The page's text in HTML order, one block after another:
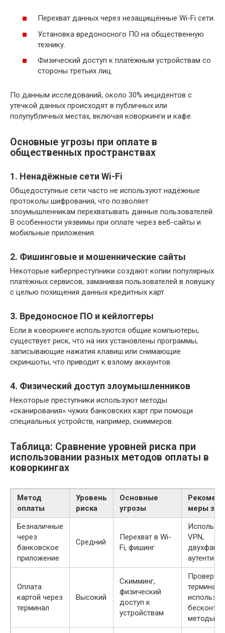
Перехват данных через незащищённые Wi-Fi сети.
Установка вредоносного ПО на общественную
технику.
Физический доступ к платёжным устройствам со
стороны третьих лиц.
По данным исследований, около 30% инцидентов с
утечкой данных происходят в публичных или
полупубличных местах, включая коворкинги и кафе.
Основные угрозы при оплате в
общественных пространствах
1. Ненадёжные сети Wi-Fi
Общедоступные сети часто не используют надёжные
протоколы шифрования, что позволяет
злоумышленникам перехватывать данные пользователей.
В особенности уязвимы при оплате через веб-сайты и
мобильные приложения.
2. Фишинговые и мошеннические сайты
Некоторые киберпреступники создают копии популярных
платёжных сервисов, заманивая пользователей в ловушку
с целью похищения данных кредитных карт.
3. Вредоносное ПО и кейлоггеры
Если в коворкинге используются общие компьютеры,
существует риск, что на них установлены программы,
записывающие нажатия клавиш или снимающие
скриншоты, что приводит к взлому аккаунтов.
4. Физический доступ злоумышленников
Некоторые преступники используют методы
«сканирования» чужих банковских карт при помощи
специальных устройств, например, скиммеров.
Таблица: Сравнение уровней риска при
использовании разных методов оплаты в
коворкингах
Метод
оплаты
Уровень
риска
Основные
угрозы
меры
Безналичные
через
банковское
приложение
Средний
Перехват в Wi-
Fi, фишинг
VPN,
Оплата
картой через
терминал
Высокий
Скимминг,
физический
доступ к
устройствам
Проверять
терминал,
методы